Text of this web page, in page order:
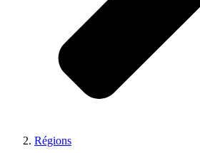
Régions